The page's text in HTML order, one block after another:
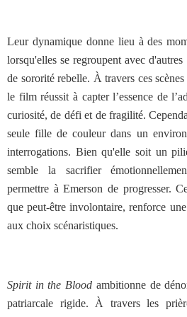
Leur dynamique donne lieu à des
lorsqu'elles se regroupent avec
de sororité rebelle. À travers ces
le film réussit à capter l’essence de
curiosité, de défi et de fragilité.
seule fille de couleur dans un
interrogations. Bien qu'elle soit un
semble la sacrifier
permettre à Emerson de progresser.
que peut-être involontaire, renforce
aux choix scénaristiques.
Spirit in the Blood ambitionne de
patriarcale rigide. À travers les